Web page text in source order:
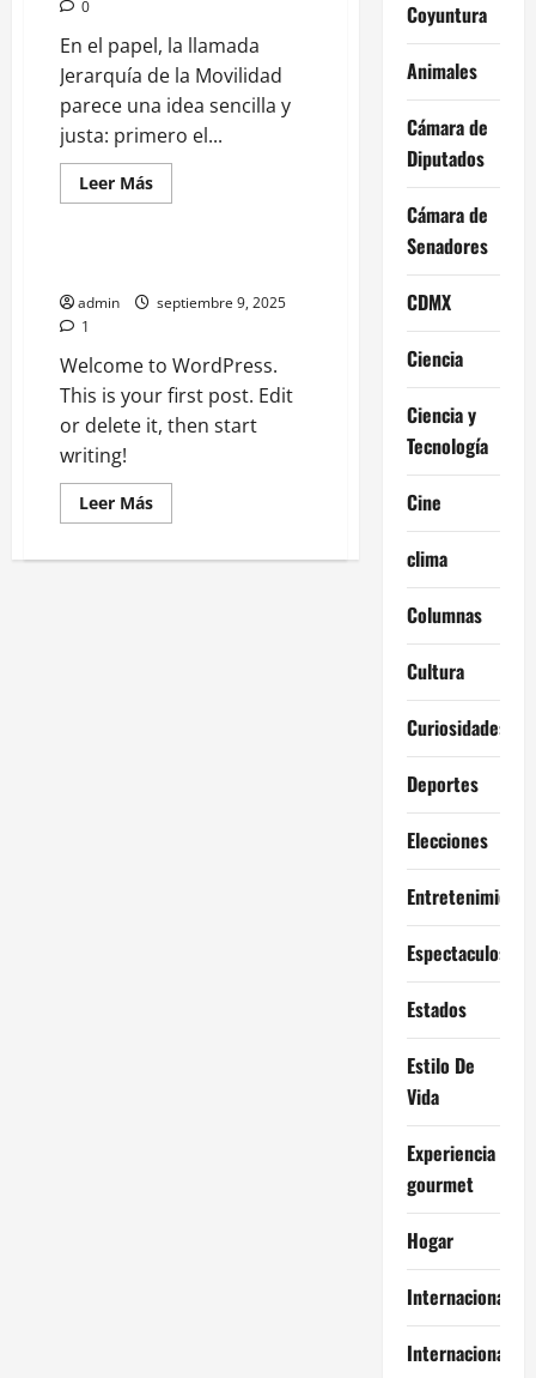
0
En el papel, la llamada
Jerarquía de la Movilidad
parece una idea sencilla y
justa: primero el...
Leer MásLeer
más
de
vistazo
realista
a
si
el
bici
y
el
ya
Uncategorized
admin
septiembre 9, 2025
1
Welcome to WordPress.
This is your first post. Edit
or delete it, then start
writing!
Leer MásLeer
más
Hello
Coyuntura
Animales
Cámara de
Diputados
Cámara de
Senadores
CDMX
Ciencia
Ciencia y
Tecnología
Cine
clima
Columnas
Cultura
Curiosidades
Deportes
Elecciones
Entretenimiento
Espectaculos
Estados
Estilo De
Vida
Experiencia
gourmet
Hogar
Internacional
Internacionales